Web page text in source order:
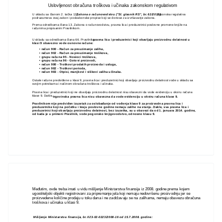
Uslovljenost obračuna troškova i učinaka zakonskom regulativom
U skladu sa članom 2. tačka 12)Zakona o računovodstvu ("Sl. glasnik RS", br. 62/2013),zakonska regulativa
podrazumeva ovaj zakon i podzakonske propise koji se donose za izvršavanje zakona.
Prema odredbama člana 13. Zakona o računovodstvu, pravna lica i preduzetnici poslovne promene knjiže na
računima propisanim Pravilnikom.
U skladu sa odredbama člana 66. Pravilnika,pravna lica i preduzetnici koji obavljaju proizvodnu delatnost u
klasi 9 obavezno vode osnovne račune:
• račun 900 - Račun za preuzimanje zaliha,
• račun 902 - Račun za preuzimanje troškova,
• grupu računa 95 - Nosioci troškova,
• grupu računa 96 - Gotovi proizvodi,
• račun 980 - Troškovi prodatih proizvoda i usluga,
• račun 982 - Troškovi perioda,
• račun 983 - Otpisi, manjkovi i viškovi zaliha učinaka.
Ostale račune predviđene u klasi 9, pravna lica i preduzetnici koji obavljaju proizvodnu delatnost vode u skladu sa
svojim potrebama i načinom obračuna troškova i učinaka.
Pravna lica i preduzetnici koji ne obavljaju proizvodnu delatnost nisu obavezni da vode evidenciju u okviru računa
klase 9. Dakle,trgovinska pravna lica nisu obavezna da vode evidenciju u okviru računa klase 9.
Pravilnikom nije predviđen izuzetak za oslobađanje od vođenja klase 9 za proizvodna pravna lica i
preduzetnike koji na početku i kraju poslovne godine nemaju zalihe na stanju. Dakle, sva pravna lica i
preduzetnici koji obavljaju proizvodnu delatnost, bez izuzetka, su u obavezi da od 1. januara 2014. godine,
od kada je u primeni Pravilnik, vode pogonsko knjigovodstvo, odnosno klasu 9.
Međutim, ovde treba imati u vidu mišljenje Ministarstva finansija iz 2008. godine prema kojem
ugostiteljski objekti registrovani za pripremanje jela koji nemaju nedovršenu proizvodnju jer se
proizvedene količine prodaju u toku dana i ne zadržavaju se na zalihama, nemaju obavezu obračuna
troškova i učinaka u klasi 9.
Mišljenje Ministarstva finansija, br. 023-02-0223/2008-16 od 15.7.2008. godine: